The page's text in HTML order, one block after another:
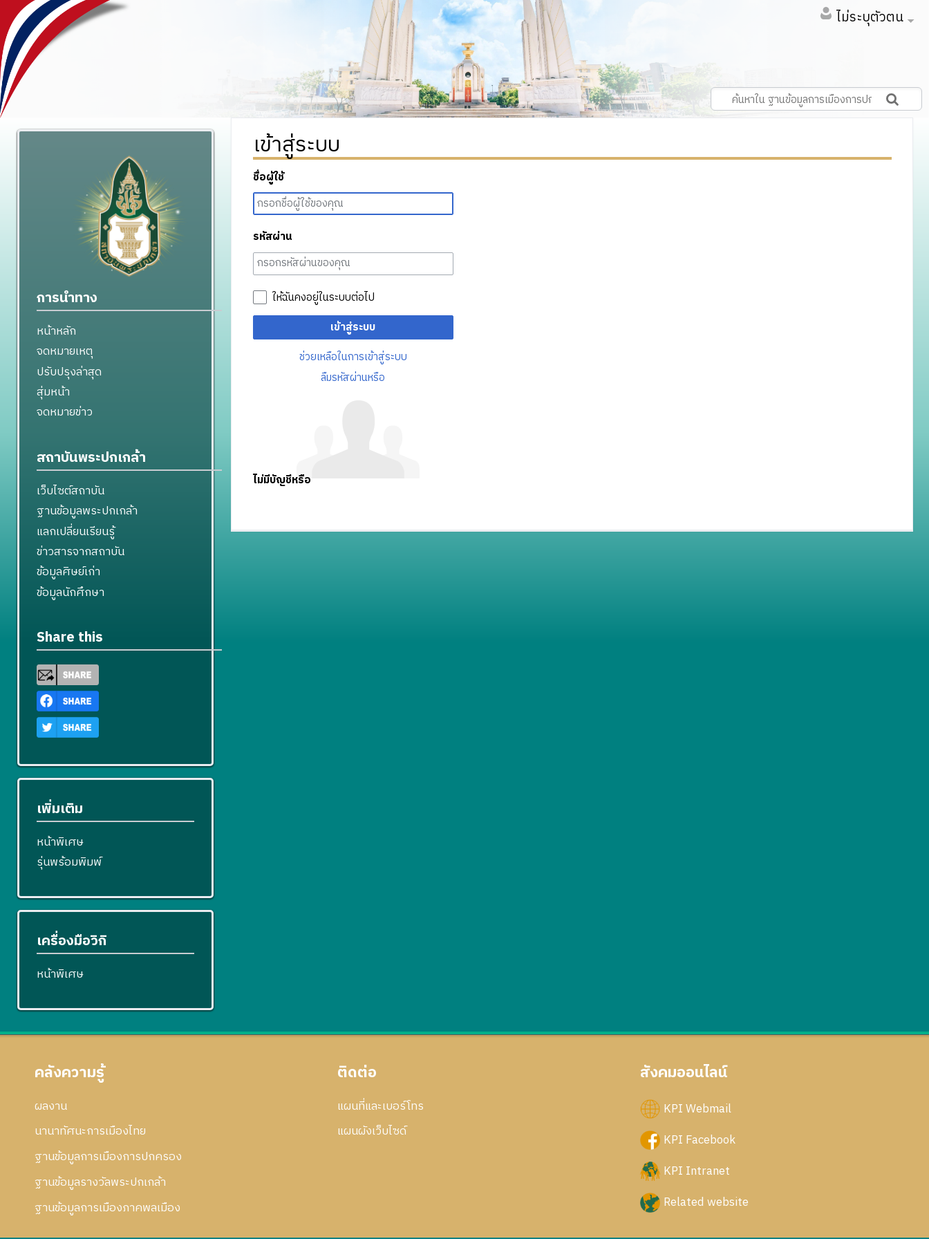
ไม่ระบุตัวตน
เข้าสู่ระบบ
ชื่อผู้ใช้
รหัสผ่าน
ให้ฉันคงอยู่ในระบบต่อไป
เข้าสู่ระบบ
ช่วยเหลือในการเข้าสู่ระบบ
ลืมรหัสผ่านหรือ
ไม่มีบัญชีหรือ
การนำทาง
หน้าหลัก
จดหมายเหตุ
ปรับปรุงล่าสุด
สุ่มหน้า
จดหมายข่าว
สถาบันพระปกเกล้า
เว็บไซต์สถาบัน
ฐานข้อมูลพระปกเกล้า
แลกเปลี่ยนเรียนรู้
ข่าวสารจากสถาบัน
ข้อมูลศิษย์เก่า
ข้อมูลนักศึกษา
Share this
เพิ่มเติม
หน้าพิเศษ
รุ่นพร้อมพิมพ์
เครื่องมือวิกิ
หน้าพิเศษ
คลังความรู้
ผลงาน
นานาทัศนะการเมืองไทย
ฐานข้อมูลการเมืองการปกครอง
ฐานข้อมูลรางวัลพระปกเกล้า
ฐานข้อมูลการเมืองภาคพลเมือง
ติดต่อ
แผนที่และเบอร์โทร
แผนผังเว็บไซด์
สังคมออนไลน์
KPI Webmail
KPI Facebook
KPI Intranet
Related website